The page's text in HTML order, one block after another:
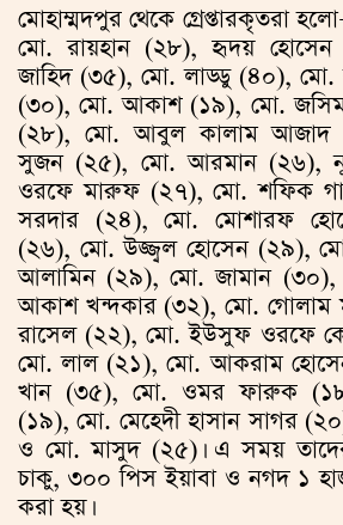
মোহাম্মদপুর থেকে গ্রেপ্তারকৃতরা
মো. রায়হান (২৮), হৃদয়
জাহিদ (৩৫), মো. লাড্ডু (৪০),
(৩০), মো. আকাশ (১৯), মো.
(২৮), মো. আবুল কালাম আজাদ
সুজন (২৫), মো. আরমান (২৬),
ওরফে মারুফ (২৭), মো. শফিক
সরদার (২৪), মো. মোশারফ
(২৬), মো. উজ্জ্বল হোসেন (২৯),
আলামিন (২৯), মো. জামান
আকাশ খন্দকার (৩২), মো. গোলাম
রাসেল (২২), মো. ইউসুফ ওরফে
মো. লাল (২১), মো. আকরাম
খান (৩৫), মো. ওমর ফারুক
(১৯), মো. মেহেদী হাসান সাগর
ও মো. মাসুদ (২৫)। এ সময়
চাকু, ৩০০ পিস ইয়াবা ও নগদ ১
করা হয়।